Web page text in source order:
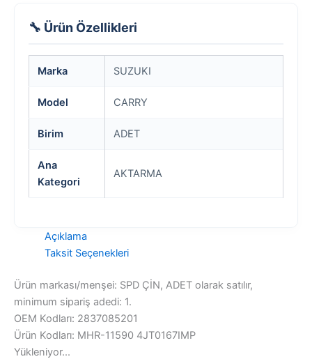
🔧 Ürün Özellikleri
Marka SUZUKI
Model CARRY
Birim ADET
Ana
Kategori
AKTARMA
Açıklama
Taksit Seçenekleri
Ürün markası/menşei: SPD ÇİN, ADET olarak satılır,
minimum sipariş adedi: 1.
OEM Kodları: 2837085201
Ürün Kodları: MHR-11590 4JT0167IMP
Yükleniyor...